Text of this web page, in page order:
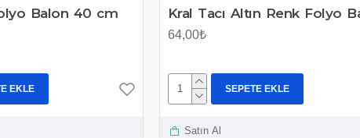
Balon 40 cm
EKLE
Kral Tacı Altın Renk Folyo
64,00₺
SEPETE EKLE
Satın Al